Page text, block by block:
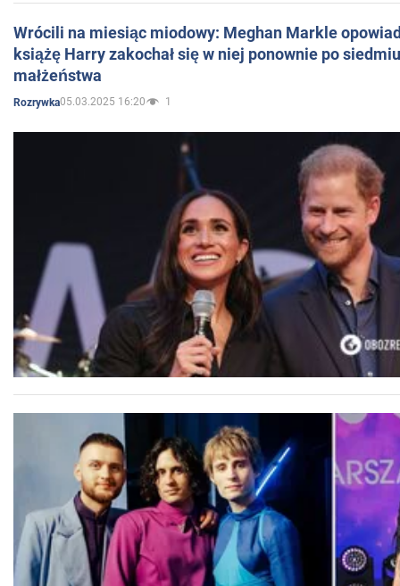
Wrócili na miesiąc miodowy: Meghan Markle
książę Harry zakochał się w niej ponownie po
małżeństwa
Rozrywka05.03.2025 16:20 1